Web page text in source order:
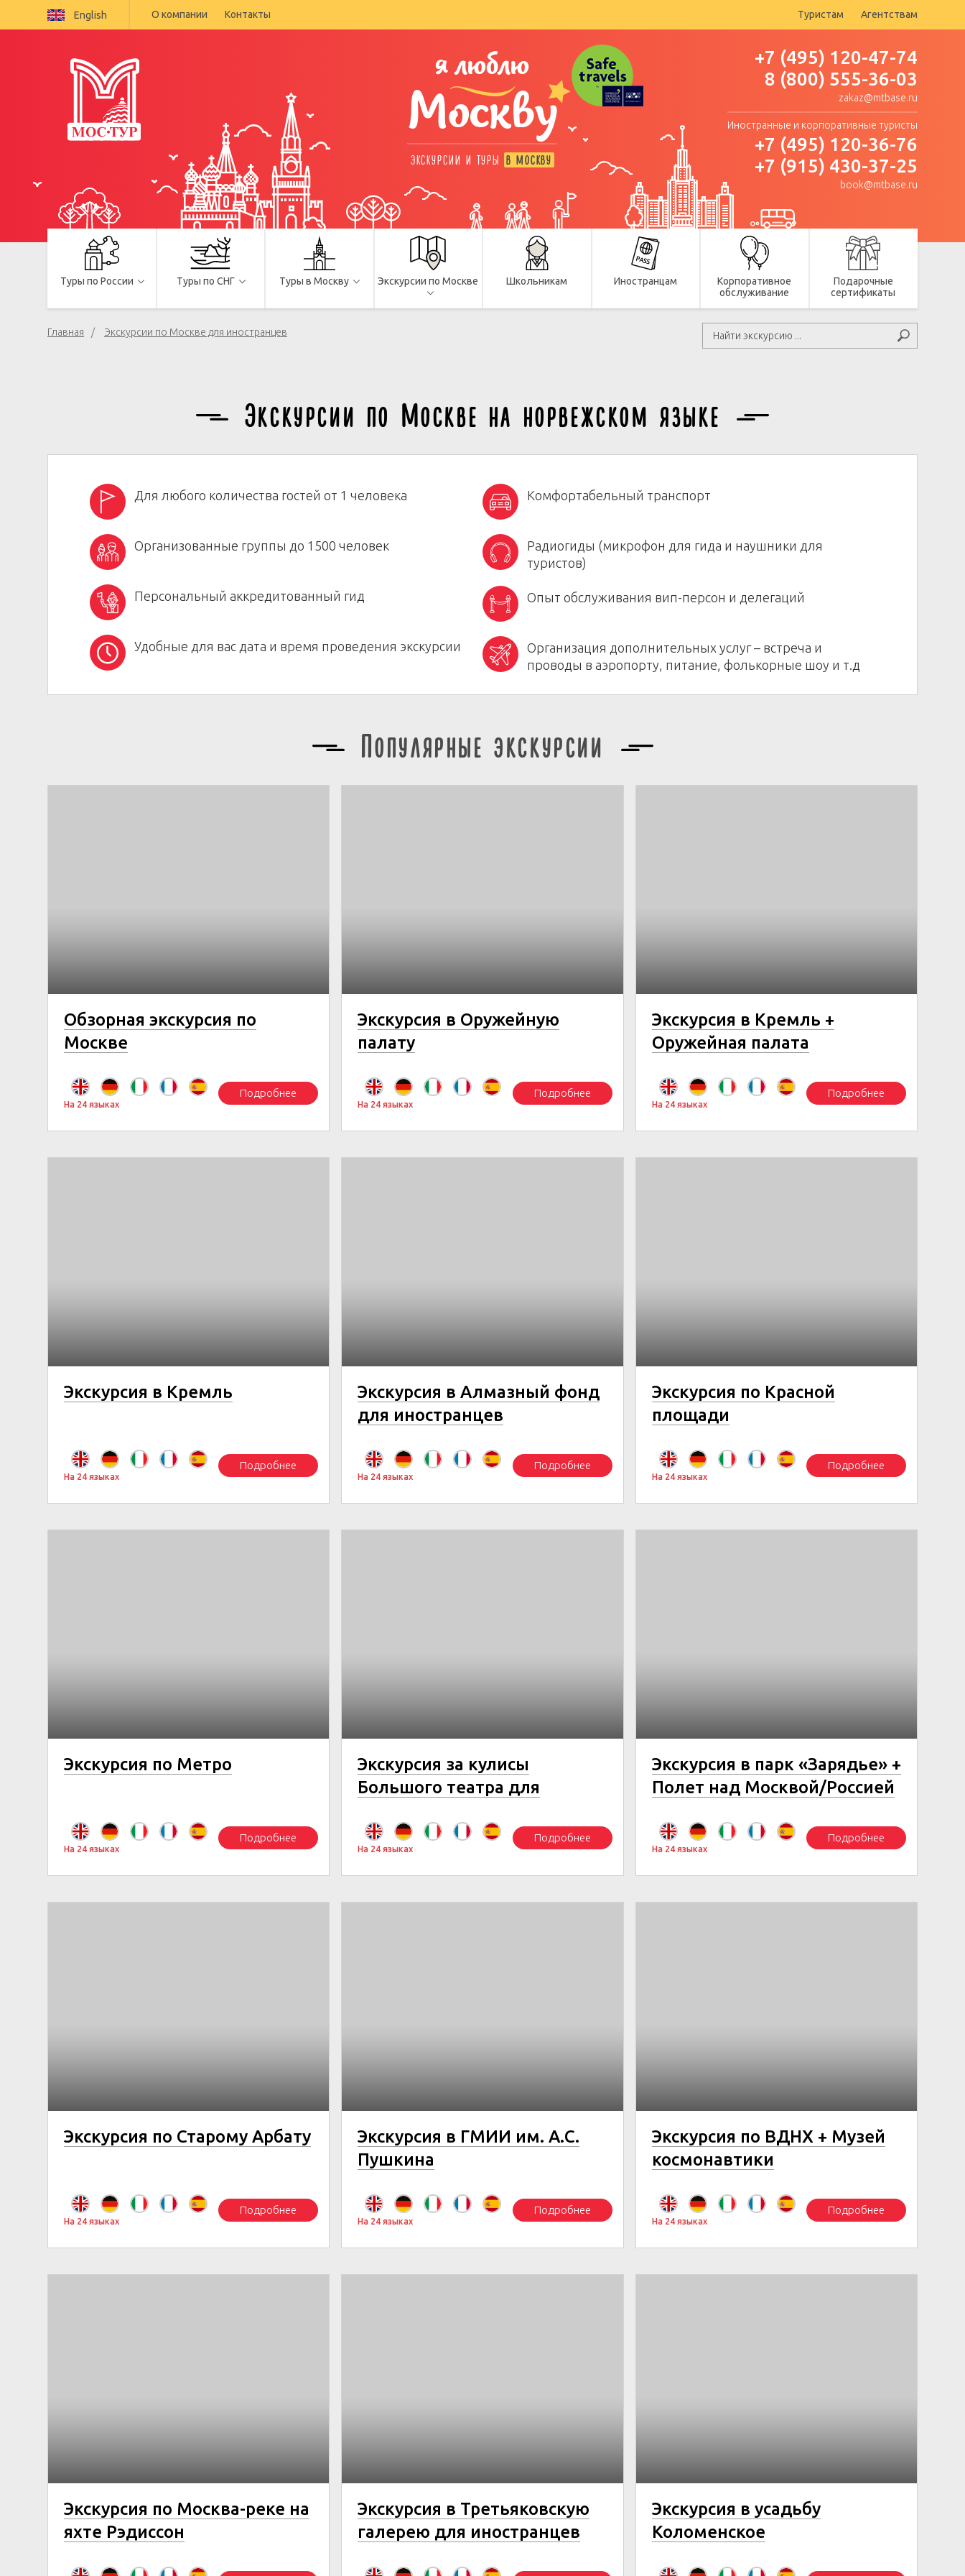
English О компании Контакты Туристам Агентствам
я люблю
Москву
ЭКСКУРСИИ И ТУРЫ В МОСКВУ
+7 (495) 120-47-74
8 (800) 555-36-03
zakaz@mtbase.ru
Иностранные и корпоративные туристы
+7 (495) 120-36-76
+7 (915) 430-37-25
book@mtbase.ru
Туры по России Туры по СНГ Туры в Москву Экскурсии по Москве Школьникам Иностранцам
Корпоративное
обслуживание
Подарочные
сертификаты
Главная Экскурсии по Москве для иностранцев
Экскурсии по Москве на норвежском языке
Для любого количества гостей от 1 человека
Организованные группы до 1500 человек
Персональный аккредитованный гид
Удобные для вас дата и время проведения экскурсии
Комфортабельный транспорт
Радиогиды (микрофон для гида и наушники для
туристов)
Опыт обслуживания вип-персон и делегаций
Организация дополнительных услуг – встреча и
проводы в аэропорту, питание, фолькорные шоу и т.д
Популярные экскурсии
Обзорная экскурсия по
Москве
На 24 языках
Подробнее
Экскурсия в Оружейную
палату
На 24 языках
Подробнее
Экскурсия в Кремль +
Оружейная палата
На 24 языках
Подробнее
Экскурсия в Кремль
На 24 языках
Подробнее
Экскурсия в Алмазный фонд
для иностранцев
На 24 языках
Подробнее
Экскурсия по Красной
площади
На 24 языках
Подробнее
Экскурсия по Метро
На 24 языках
Подробнее
Экскурсия за кулисы
Большого театра для
На 24 языках
Подробнее
Экскурсия в парк «Зарядье» +
Полет над Москвой/Россией
На 24 языках
Подробнее
Экскурсия по Старому Арбату
На 24 языках
Подробнее
Экскурсия в ГМИИ им. А.С.
Пушкина
На 24 языках
Подробнее
Экскурсия по ВДНХ + Музей
космонавтики
На 24 языках
Подробнее
Экскурсия по Москва-реке на
яхте Рэдиссон
Экскурсия в Третьяковскую
галерею для иностранцев
Экскурсия в усадьбу
Коломенское